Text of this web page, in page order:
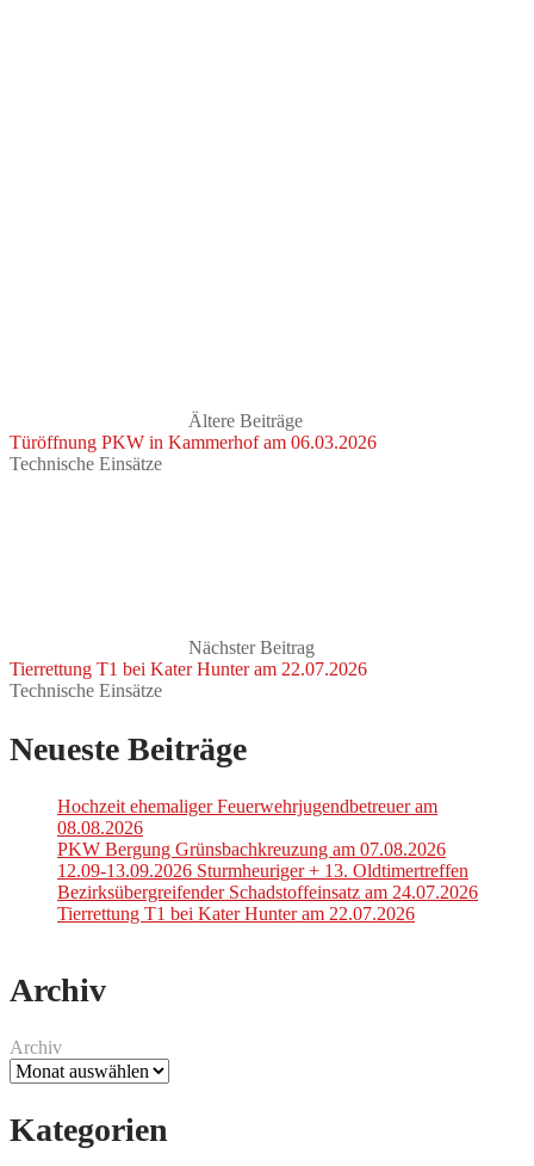
Ältere Beiträge
Türöffnung PKW in Kammerhof am 06.03.2026
Technische Einsätze
Nächster Beitrag
Tierrettung T1 bei Kater Hunter am 22.07.2026
Technische Einsätze
Neueste Beiträge
Hochzeit ehemaliger Feuerwehrjugendbetreuer am
08.08.2026
PKW Bergung Grünsbachkreuzung am 07.08.2026
12.09-13.09.2026 Sturmheuriger + 13. Oldtimertreffen
Bezirksübergreifender Schadstoffeinsatz am 24.07.2026
Tierrettung T1 bei Kater Hunter am 22.07.2026
Archiv
Archiv
Kategorien